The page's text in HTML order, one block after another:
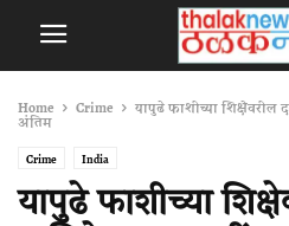
Home Crime यापुढे फाशीच्या शिक्षेवरील
अंतिम
Crime India
यापुढे फाशीच्या